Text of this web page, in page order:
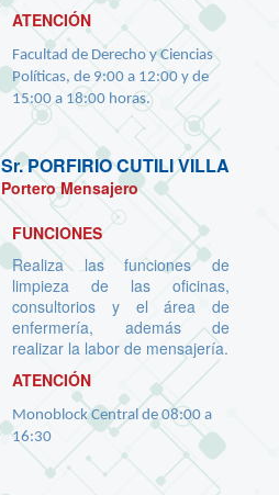
ATENCIÓN
Facultad de Derecho y Ciencias
Políticas, de 9:00 a 12:00 y de
15:00 a 18:00 horas.
Sr.PORFIRIO CUTILI VILLA
Portero Mensajero
FUNCIONES
Realiza las funciones de
limpieza de las oficinas,
consultorios y el área de
enfermería, además de
realizar la labor de mensajería.
ATENCIÓN
Monoblock Central de 08:00 a
16:30